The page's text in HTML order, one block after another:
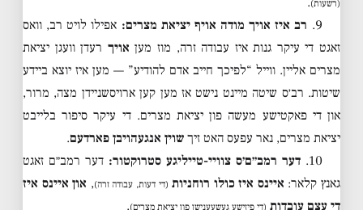
(רשעות)
9. רב איז אויך מודה אויף יציאת מצרים: אפילו לויט רב, וואס
זאגט די עיקר גנות איז עבודה זרה, מוז מען אויך רעדן וועגן יציאת
מצרים אליין. ווייל “לפיכך חייב אדם להודיע” — מען איז יוצא ביידע
שיטות. רב׳ס שיטה מיינט נישט אז מען קען ארויסשניידן מצה, מרור,
און די פאקטישע מעשה פון יציאת מצרים. די עיקר סיפור בלייבט
יציאת מצרים, נאר עפעס האט זיך שוין אנגעהויבן פארדעם.
10. דער רמב״ם׳ס צוויי-טייליגע סטרוקטור: דער רמב״ם זאגט
גאנץ קלאר: איינס איז כולו רוחניות (די דעות, עבודה זרה), און איינס איז
די עצם עובדות (די פיזישע געשעענישן פון יציאת מצרים).